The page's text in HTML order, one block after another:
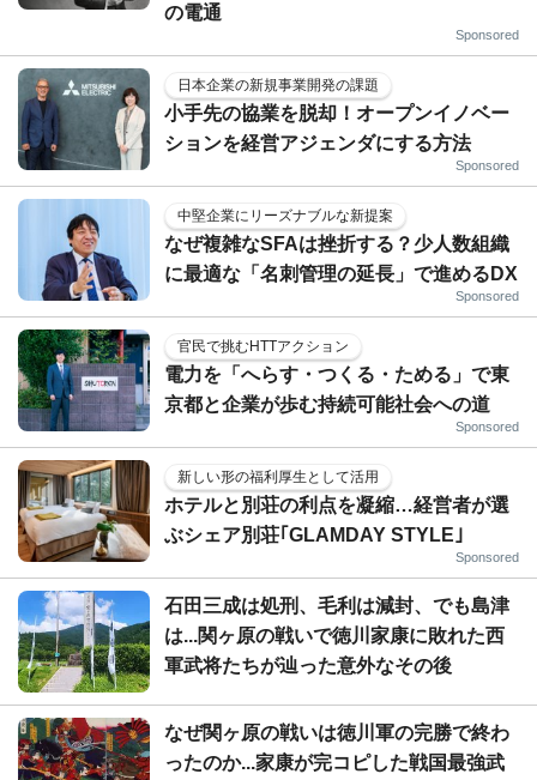
の電通
Sponsored
日本企業の新規事業開発の課題
小手先の協業を脱却！オープンイノベー
ションを経営アジェンダにする方法
Sponsored
中堅企業にリーズナブルな新提案
なぜ複雑なSFAは挫折する？少人数組織
に最適な「名刺管理の延長」で進めるDX
Sponsored
官民で挑むHTTアクション
電力を「へらす・つくる・ためる」で東
京都と企業が歩む持続可能社会への道
Sponsored
新しい形の福利厚生として活用
ホテルと別荘の利点を凝縮…経営者が選
ぶシェア別荘｢GLAMDAY STYLE｣
Sponsored
石田三成は処刑、毛利は減封、でも島津
は...関ヶ原の戦いで徳川家康に敗れた西
軍武将たちが辿った意外なその後
なぜ関ヶ原の戦いは徳川軍の完勝で終わ
ったのか...家康が完コピした戦国最強武